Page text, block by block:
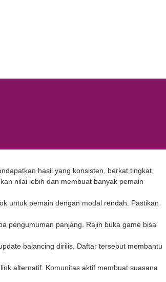
hasil yang konsisten, berkat tingkat
nilai lebih dan membuat banyak pemain
untuk pemain dengan modal rendah. Pastikan
pengumuman panjang. Rajin buka game bisa
balancing dirilis. Daftar tersebut membantu
alternatif . Komunitas aktif membuat suasana